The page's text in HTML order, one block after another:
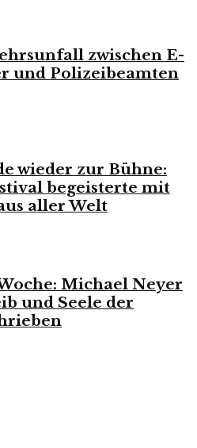
zwischen E-
und Polizeibeamten
wieder zur Bühne:
begeisterte mit
aller Welt
Michael Neyer
und Seele der